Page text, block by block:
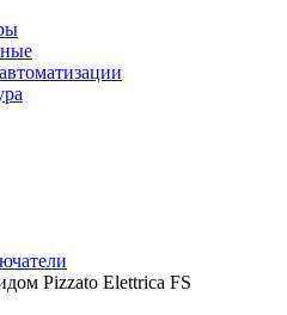
Pizzato Elettrica FS